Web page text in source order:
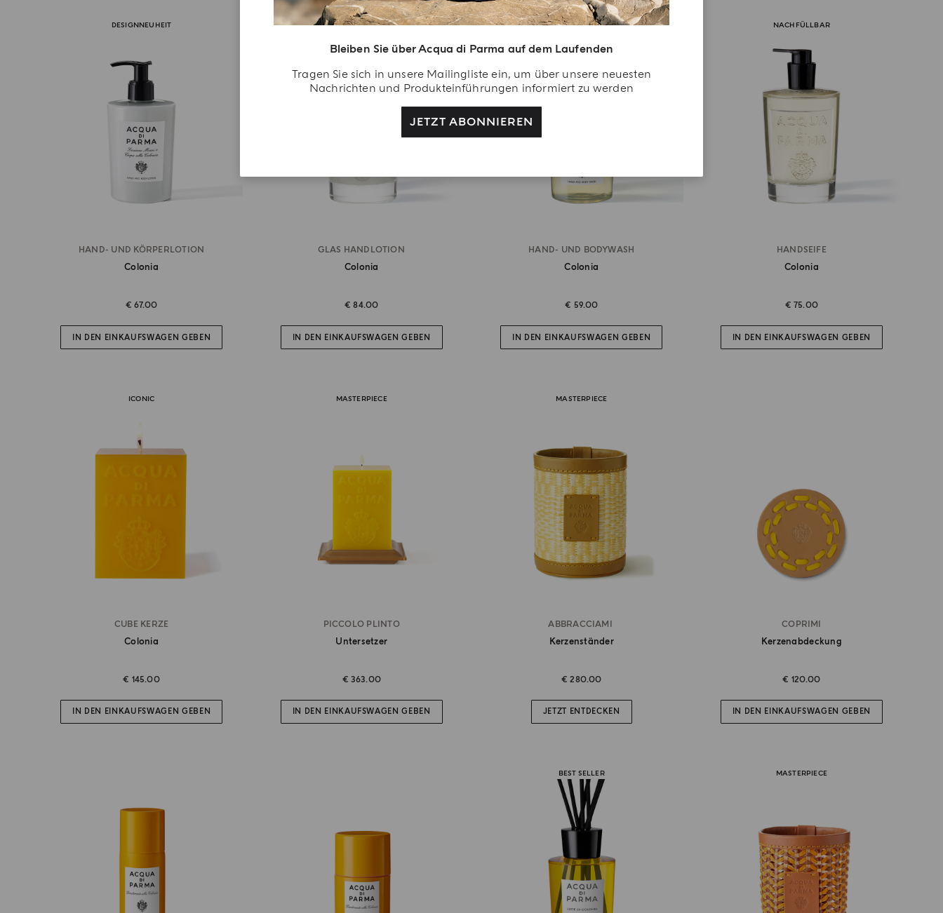
Bleiben Sie über Acqua di Parma auf dem Laufenden
Tragen Sie sich in unsere Mailingliste ein, um über unsere neuesten
Nachrichten und Produkteinführungen informiert zu werden
JETZT ABONNIEREN
DESIGNNEUHEIT
HAND- UND KÖRPERLOTION
Colonia
€ 67.00
IN DEN EINKAUFSWAGEN GEBEN
NACHFÜLLBAR
GLAS HANDLOTION
Colonia
€ 84.00
IN DEN EINKAUFSWAGEN GEBEN
DESIGNNEUHEIT
HAND- UND BODYWASH
Colonia
€ 59.00
IN DEN EINKAUFSWAGEN GEBEN
NACHFÜLLBAR
HANDSEIFE
Colonia
€ 75.00
IN DEN EINKAUFSWAGEN GEBEN
ICONIC
CUBE KERZE
Colonia
€ 145.00
IN DEN EINKAUFSWAGEN GEBEN
MASTERPIECE
PICCOLO PLINTO
Untersetzer
€ 363.00
IN DEN EINKAUFSWAGEN GEBEN
MASTERPIECE
ABBRACCIAMI
Kerzenständer
€ 280.00
JETZT ENTDECKEN
COPRIMI
Kerzenabdeckung
€ 120.00
IN DEN EINKAUFSWAGEN GEBEN
BEST SELLER MASTERPIECE